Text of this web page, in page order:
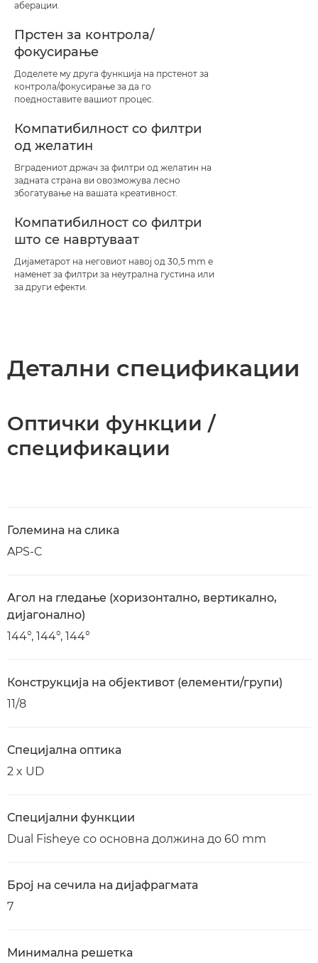
аберации.
Прстен за контрола/
фокусирање
Доделете му друга функција на прстенот за
контрола/фокусирање за да го
поедноставите вашиот процес.
Компатибилност со филтри
од желатин
Вградениот држач за филтри од желатин на
задната страна ви овозможува лесно
збогатување на вашата креативност.
Компатибилност со филтри
што се навртуваат
Дијаметарот на неговиот навој од 30,5 mm е
наменет за филтри за неутрална густина или
за други ефекти.
Детални спецификации
Оптички функции /
спецификации
Големина на слика
APS-C
Агол на гледање (хоризонтално, вертикално,
дијагонално)
144°, 144°, 144°
Конструкција на објективот (елементи/групи)
11/8
Специјална оптика
2 x UD
Специјални функции
Dual Fisheye со основна должина до 60 mm
Број на сечила на дијафрагмата
7
Минимална решетка